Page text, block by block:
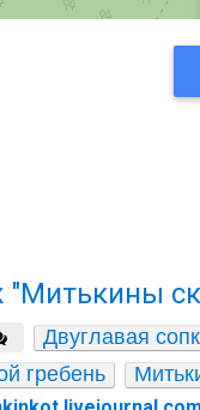
"Митькины
Двуглавая
гребень